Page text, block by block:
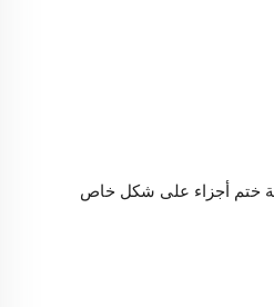
ختم أجزاء على شكل خاص